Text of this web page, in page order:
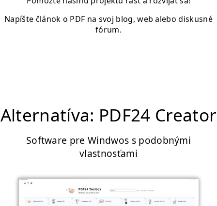
Napíšte článok o PDF na svoj blog, web alebo diskusné
fórum.
Alternatíva: PDF24 Creator
Software pre Windwos s podobnými
vlastnosťami